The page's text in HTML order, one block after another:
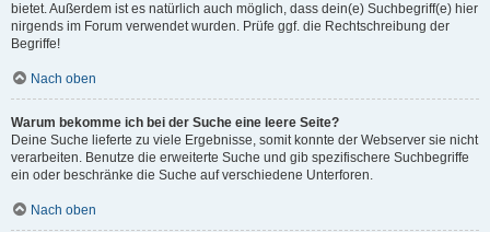
bietet. Außerdem ist es natürlich auch möglich, dass dein(e) Suchbegriff(e) hier
nirgends im Forum verwendet wurden. Prüfe ggf. die Rechtschreibung der
Begriffe!
Nach oben
Warum bekomme ich bei der Suche eine leere Seite?
Deine Suche lieferte zu viele Ergebnisse, somit konnte der Webserver sie nicht
verarbeiten. Benutze die erweiterte Suche und gib spezifischere Suchbegriffe
ein oder beschränke die Suche auf verschiedene Unterforen.
Nach oben